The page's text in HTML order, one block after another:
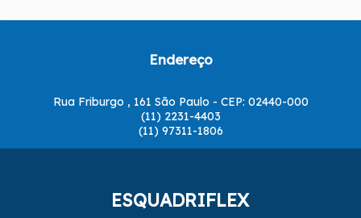
Endereço
Rua Friburgo , 161 São Paulo - CEP: 02440-000
(11) 2231-4403
(11) 97311-1806
ESQUADRIFLEX